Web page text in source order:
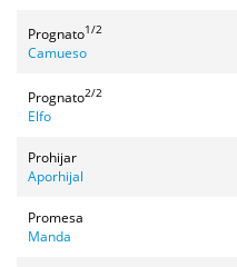
Prognato1/2
Camueso
Prognato2/2
Elfo
Prohijar
Aporhijal
Promesa
Manda